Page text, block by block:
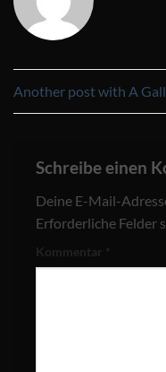
Another post with A
Schreibe einen
Deine E-Mail-
Erforderliche Felder
Kommentar *